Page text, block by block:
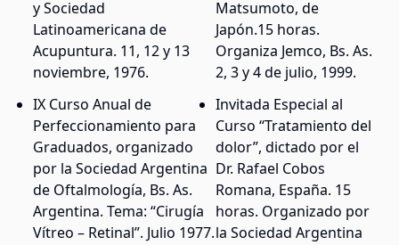
y Sociedad
Latinoamericana de
Acupuntura. 11, 12 y 13
noviembre, 1976.
IX Curso Anual de
Perfeccionamiento para
Graduados, organizado
por la Sociedad Argentina
de Oftalmología, Bs. As.
Argentina. Tema: “Cirugía
Vítreo – Retinal”. Julio 1977.
Matsumoto, de
Japón.15 horas.
Organiza Jemco, Bs. As.
2, 3 y 4 de julio, 1999.
Invitada Especial al
Curso “Tratamiento del
dolor”, dictado por el
Dr. Rafael Cobos
Romana, España. 15
horas. Organizado por
la Sociedad Argentina